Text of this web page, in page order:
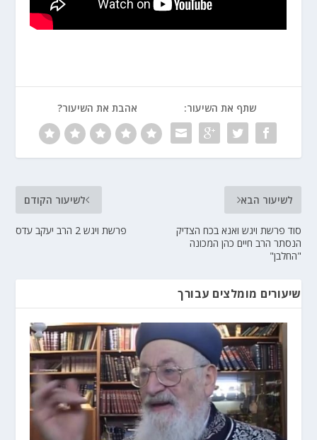
שתף את השיעור: אהבת את השיעור?
לשיעור הקודם
פרשת ויגש 2 הרב יעקב עדס
לשיעור הבא
סוד פרשת ויגש ואנא בכח הצדיק
הנסתר הרב חיים כהן המכונה
"החלבן"
שיעורים מומלצים עבורך